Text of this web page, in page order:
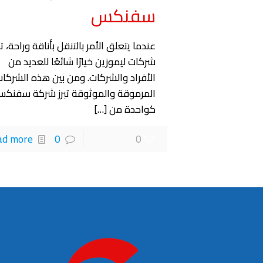
سفنكس
عندما يتعلق الأمر بالتنقل بأناقة
شركات ليموزين خيارًا شائعًا للعديد من
الأفراد والشركات. ومن بين هذه
المرموقة والموثوقة تبرز شركة
كواحدة من[…]
0
0
more